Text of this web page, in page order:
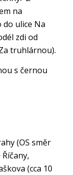
na
ulice Na
zdi od
truhlárnou).
s černou
(OS směr
(cca 10